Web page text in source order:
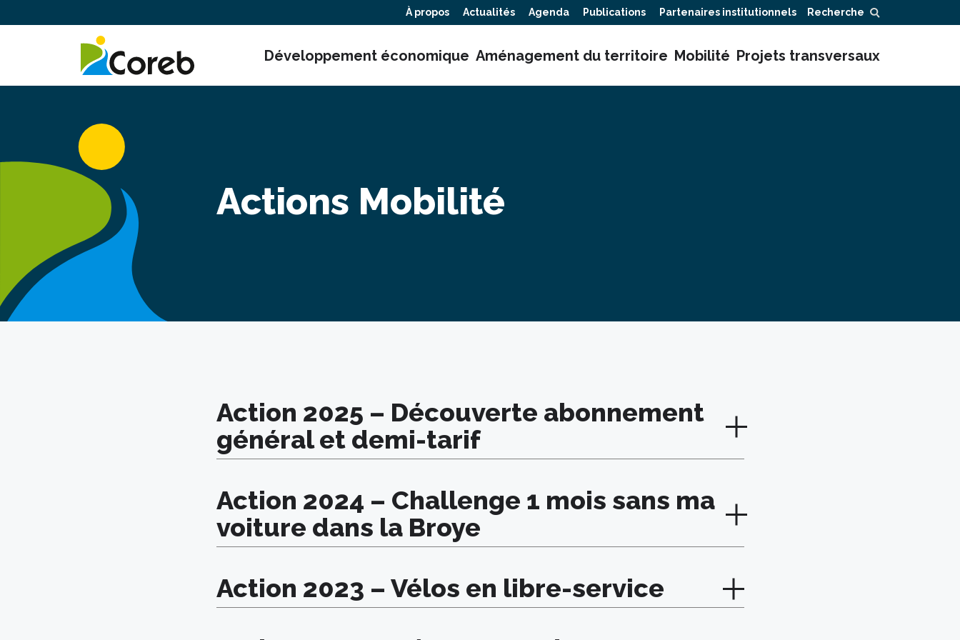
À propos Actualités Agenda Publications Partenaires institutionnels Recherche
Développement économique Aménagement du territoire Mobilité Projets transversaux
Actions Mobilité
Action 2025 – Découverte abonnement
général et demi-tarif
Action 2024 – Challenge 1 mois sans ma
voiture dans la Broye
Action 2023 – Vélos en libre-service